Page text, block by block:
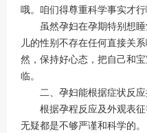
哦。咱们得尊重科学事实才行
虽然孕妇在孕期特别想睡
儿的性别不存在任何直接关
然，保持好心态，把自己和
临。
二、孕妇能根据症状反应
根据孕程反应及外观表征
无疑都是不够严谨和科学的。